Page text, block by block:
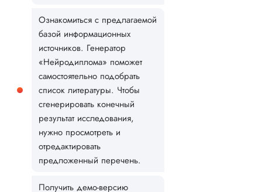
Ознакомиться с предлагаемой
базой информационных
источников. Генератор
«Нейродиплома» поможет
самостоятельно подобрать
список литературы. Чтобы
сгенерировать конечный
результат исследования,
нужно просмотреть и
отредактировать
предложенный перечень.
Получить демо-версию